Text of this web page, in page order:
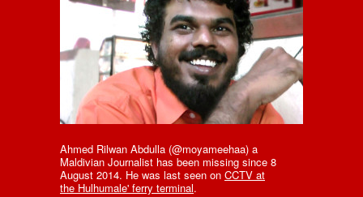
Ahmed Rilwan Abdulla (@moyameehaa) a
Maldivian Journalist has been missing since 8
August 2014. He was last seen on CCTV at
the Hulhumale' ferry terminal.